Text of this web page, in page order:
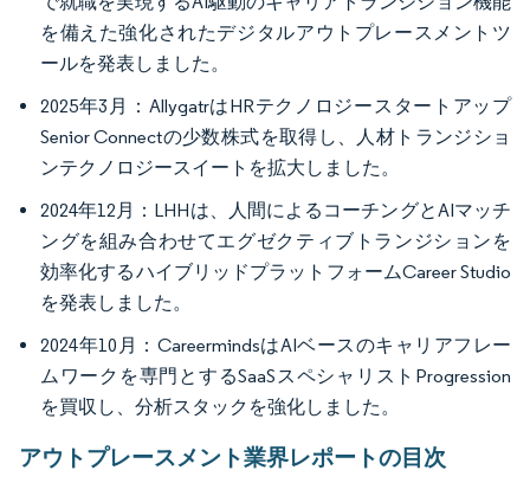
を備えた強化されたデジタルアウトプレースメントツ
ールを発表しました。
2025年3月：AllygatrはHRテクノロジースタートアップ
Senior Connectの少数株式を取得し、人材トランジショ
ンテクノロジースイートを拡大しました。
2024年12月：LHHは、人間によるコーチングとAIマッチ
ングを組み合わせてエグゼクティブトランジションを
効率化するハイブリッドプラットフォームCareer Studio
を発表しました。
2024年10月：CareermindsはAIベースのキャリアフレー
ムワークを専門とするSaaSスペシャリストProgression
を買収し、分析スタックを強化しました。
アウトプレースメント業界レポートの目次